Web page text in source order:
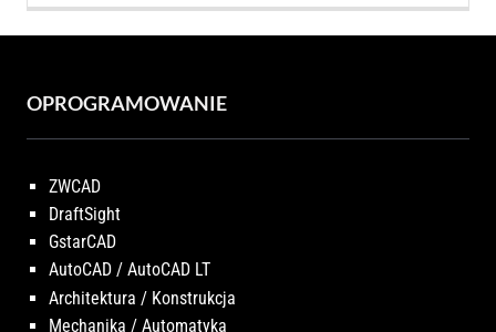
OPROGRAMOWANIE
ZWCAD
DraftSight
GstarCAD
AutoCAD / AutoCAD LT
Architektura / Konstrukcja
Mechanika / Automatyka